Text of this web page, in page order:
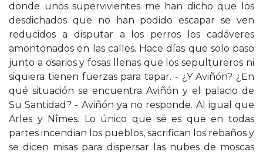
donde unos supervivientes me han dicho que los
desdichados que no han podido escapar se ven
reducidos a disputar a los perros los cadáveres
amontonados en las calles. Hace días que solo paso
junto a osarios y fosas llenas que los sepultureros ni
siquiera tienen fuerzas para tapar. - ¿Y Aviñón? ¿En
qué situación se encuentra Aviñón y el palacio de
Su Santidad? - Aviñón ya no responde. Al igual que
Arles y Nîmes. Lo único que sé es que en todas
partes incendian los pueblos, sacrifican los rebaños y
se dicen misas para dispersar las nubes de moscas